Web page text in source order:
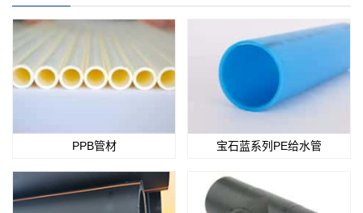
PPB管材 宝石蓝系列PE给水管